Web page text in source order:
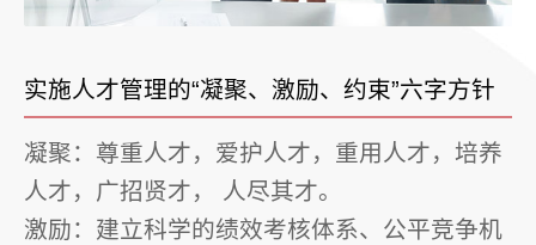
实施人才管理的“凝聚、激励、约束”六字方针
凝聚：尊重人才，爱护人才，重用人才，培养
人才，广招贤才， 人尽其才。
激励：建立科学的绩效考核体系、公平竞争机